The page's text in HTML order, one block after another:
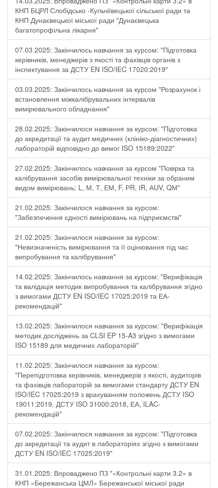
КНП БЦРЛ Слобідсько -Кульчіївецької сільської ради та
КНП Дунаєвецької міської ради "Дунаєвецька
багатопрофільна лікарня"
07.03.2025: Закінчилось навчання за курсом: "Підготовка
керівників, менеджерів з якості та фахівців органів з
інспектування за ДСТУ EN ISO/IEC 17020:2019"
03.03.2025: Закінчилось навчання за курсом "Розрахунок і
встановлення міжкалібрувальних інтервалів
вимірювального обладнання"
28.02.2025: Закінчилося навчання за курсом: "Підготовка
до акредитації та аудит медичних (клініко-діагностичних)
лабораторій відповідно до вимог ISO 15189:2022"
27.02.2025: Закінчилось навчання за курсом "Повірка та
калібрування засобів вимірювальної техніки за обраним
видом вимірювань: L, М, Т, ЕМ, F, РR, ІR, АUV, QМ"
21.02.2025: Закінчилося навчання за курсом:
"Забезпечення єдності вимірювань на підприємстві"
21.02.2025: Закінчилося навчання за курсом:
"Невизначеність вимірювання та її оцінювання під час
випробування та калібрування"
14.02.2025: Закінчилось навчання за курсом: "Верифікація
та валідація методик випробування та калібрування згідно
з вимогами ДСТУ EN ISO/IEC 17025:2019 та ЕА-
рекомендацій"
13.02.2025: Закінчилося навчання за курсом: "Верифікація
методик досліджень за CLSI EP 15-A3 згідно з вимогами
ISO 15189 для медичних лабораторій"
11.02.2025: Закінчилося навчання за курсом:
"Перепідготовка керівників, менеджерів з якості, аудиторів
та фахівців лабораторій за вимогами стандарту ДСТУ EN
ISO/IEC 17025:2019 з врахуванням положень ДСТУ ISO
19011:2019, ДСТУ ISO 31000:2018, ЕА, ILAC-
рекомендацій"
07.02.2025: Закінчилося навчання за курсом: "Підготовка
до акредитації та аудит в лабораторіях згідно з вимогами
ДСТУ EN ISO/IEC 17025:2019"
31.01.2025: Впроваджено ПЗ "«Контрольні карти 3.2» в
КНП «Бережанська ЦМЛ» Бережанської міської ради